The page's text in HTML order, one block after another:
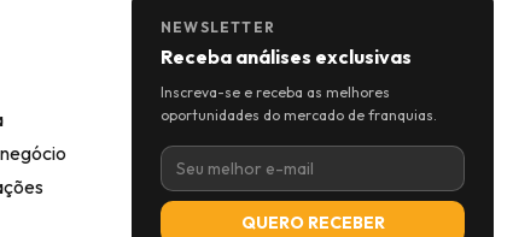
NEWSLETTER
Receba análises exclusivas
Inscreva-se e receba as melhores
oportunidades do mercado de franquias.
QUERO RECEBER